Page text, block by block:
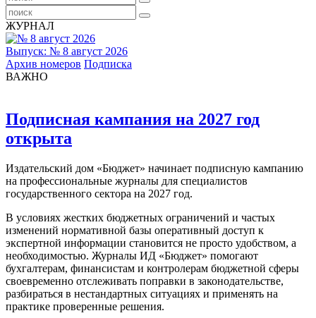
ЖУРНАЛ
Выпуск: № 8 август 2026
Архив номеров Подписка
ВАЖНО
Подписная кампания на 2027 год
открыта
Издательский дом «Бюджет» начинает подписную кампанию
на профессиональные журналы для специалистов
государственного сектора на 2027 год.
В условиях жестких бюджетных ограничений и частых
изменений нормативной базы оперативный доступ к
экспертной информации становится не просто удобством, а
необходимостью. Журналы ИД «Бюджет» помогают
бухгалтерам, финансистам и контролерам бюджетной сферы
своевременно отслеживать поправки в законодательстве,
разбираться в нестандартных ситуациях и применять на
практике проверенные решения.